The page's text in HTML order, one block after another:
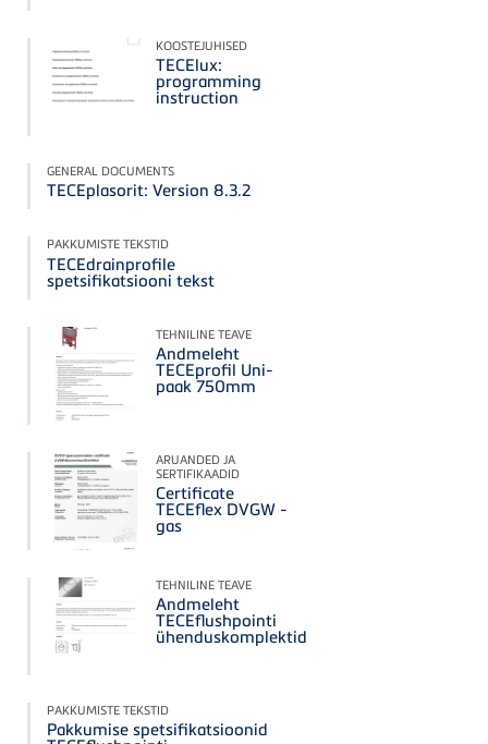
KOOSTEJUHISED
TECElux:
programming
instruction
GENERAL DOCUMENTS
TECEplasorit: Version 8.3.2
PAKKUMISTE TEKSTID
TECEdrainprofile
spetsifikatsiooni tekst
TEHNILINE TEAVE
Andmeleht
TECEprofil Uni-
paak 750mm
ARUANDED JA
SERTIFIKAADID
Certificate
TECEflex DVGW -
gas
TEHNILINE TEAVE
Andmeleht
TECEflushpointi
ühenduskomplektid
PAKKUMISTE TEKSTID
Pakkumise spetsifikatsioonid